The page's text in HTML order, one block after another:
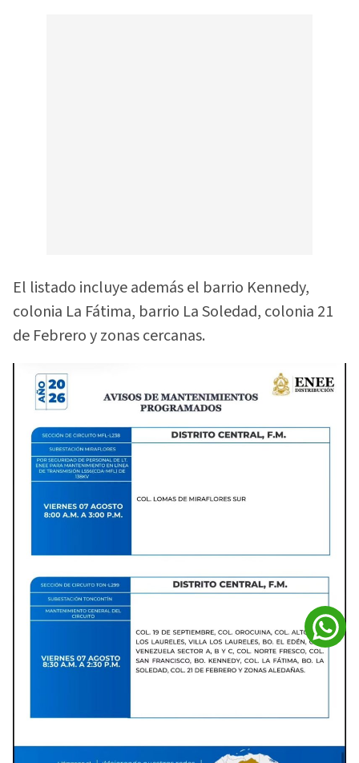
El listado incluye además el barrio Kennedy,
colonia La Fátima, barrio La Soledad, colonia 21
de Febrero y zonas cercanas.